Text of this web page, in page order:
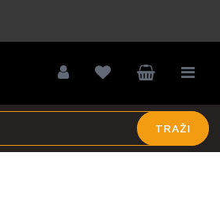
TRAŽI